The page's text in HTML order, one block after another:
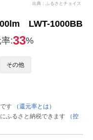
出典：ふるさとチョイス
LWT-1000BB
:33%
その他
す
（還元率とは）
ふるさと納税できます
（控